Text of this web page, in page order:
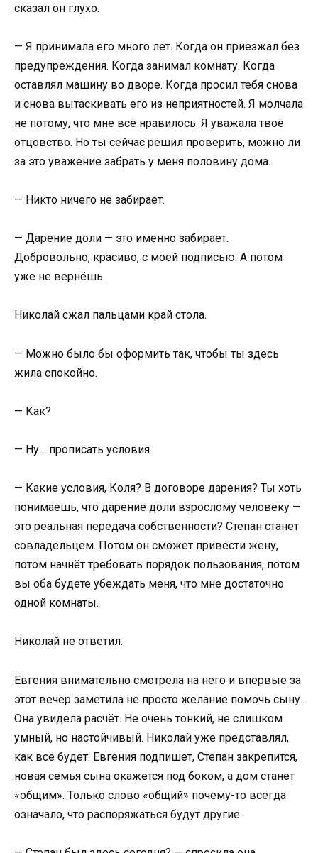
сказал он глухо.
— Я принимала его много лет. Когда он приезжал без
предупреждения. Когда занимал комнату. Когда
оставлял машину во дворе. Когда просил тебя снова
и снова вытаскивать его из неприятностей. Я молчала
не потому, что мне всё нравилось. Я уважала твоё
отцовство. Но ты сейчас решил проверить, можно ли
за это уважение забрать у меня половину дома.
— Никто ничего не забирает.
— Дарение доли — это именно забирает.
Добровольно, красиво, с моей подписью. А потом
уже не вернёшь.
Николай сжал пальцами край стола.
— Можно было бы оформить так, чтобы ты здесь
жила спокойно.
— Как?
— Ну… прописать условия.
— Какие условия, Коля? В договоре дарения? Ты хоть
понимаешь, что дарение доли взрослому человеку —
это реальная передача собственности? Степан станет
совладельцем. Потом он сможет привести жену,
потом начнёт требовать порядок пользования, потом
вы оба будете убеждать меня, что мне достаточно
одной комнаты.
Николай не ответил.
Евгения внимательно смотрела на него и впервые за
этот вечер заметила не просто желание помочь сыну.
Она увидела расчёт. Не очень тонкий, не слишком
умный, но настойчивый. Николай уже представлял,
как всё будет: Евгения подпишет, Степан закрепится,
новая семья сына окажется под боком, а дом станет
«общим». Только слово «общий» почему-то всегда
означало, что распоряжаться будут другие.